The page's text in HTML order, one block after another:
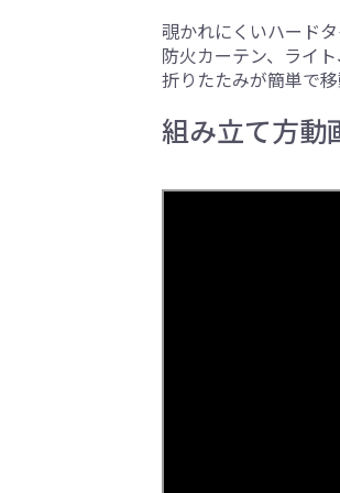
覗かれにくいハードタ
防火カーテン、ライト
折りたたみが簡単で
組み立て方動